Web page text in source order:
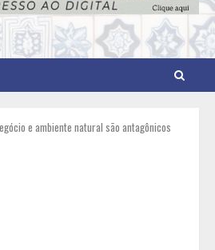
e ambiente natural são antagônicos